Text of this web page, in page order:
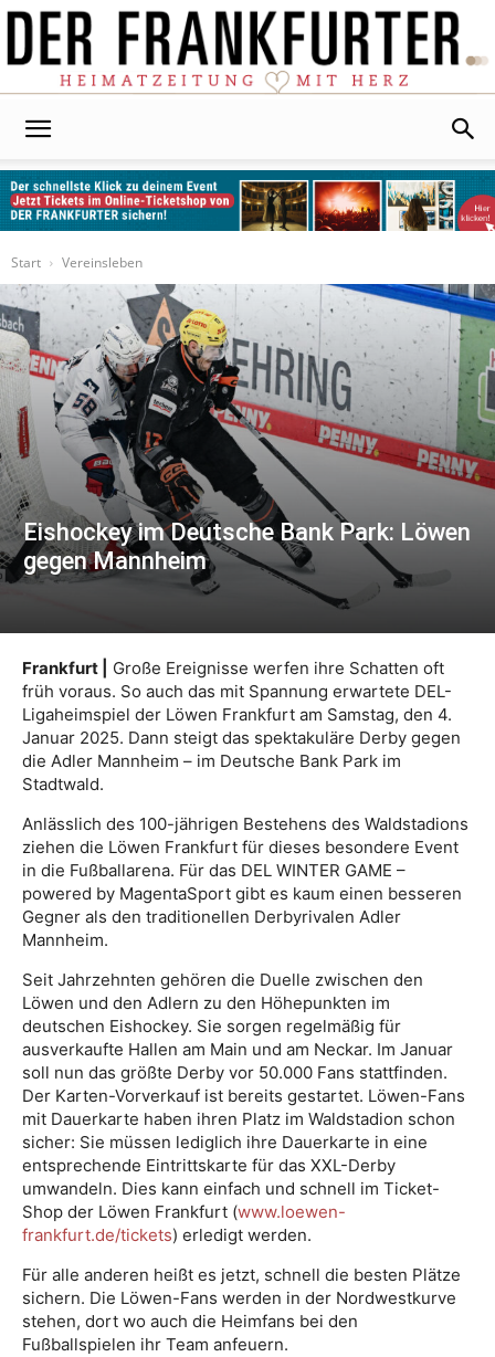
Start
Vereinsleben
Eishockey im Deutsche Bank Park: Löwen
gegen Mannheim
Frankfurt |
Große Ereignisse werfen ihre Schatten oft
früh voraus. So auch das mit Spannung erwartete DEL-
Ligaheimspiel der Löwen Frankfurt am Samstag, den 4.
Januar 2025. Dann steigt das spektakuläre Derby gegen
die Adler Mannheim – im Deutsche Bank Park im
Stadtwald.
Anlässlich des 100-jährigen Bestehens des Waldstadions
ziehen die Löwen Frankfurt für dieses besondere Event
in die Fußballarena. Für das DEL WINTER GAME –
powered by MagentaSport gibt es kaum einen besseren
Gegner als den traditionellen Derbyrivalen Adler
Mannheim.
Seit Jahrzehnten gehören die Duelle zwischen den
Löwen und den Adlern zu den Höhepunkten im
deutschen Eishockey. Sie sorgen regelmäßig für
ausverkaufte Hallen am Main und am Neckar. Im Januar
soll nun das größte Derby vor 50.000 Fans stattfinden.
Der Karten-Vorverkauf ist bereits gestartet. Löwen-Fans
mit Dauerkarte haben ihren Platz im Waldstadion schon
sicher: Sie müssen lediglich ihre Dauerkarte in eine
entsprechende Eintrittskarte für das XXL-Derby
umwandeln. Dies kann einfach und schnell im Ticket-
Shop der Löwen Frankfurt (www.loewen-
frankfurt.de/tickets) erledigt werden.
Für alle anderen heißt es jetzt, schnell die besten Plätze
sichern. Die Löwen-Fans werden in der Nordwestkurve
stehen, dort wo auch die Heimfans bei den
Fußballspielen ihr Team anfeuern.